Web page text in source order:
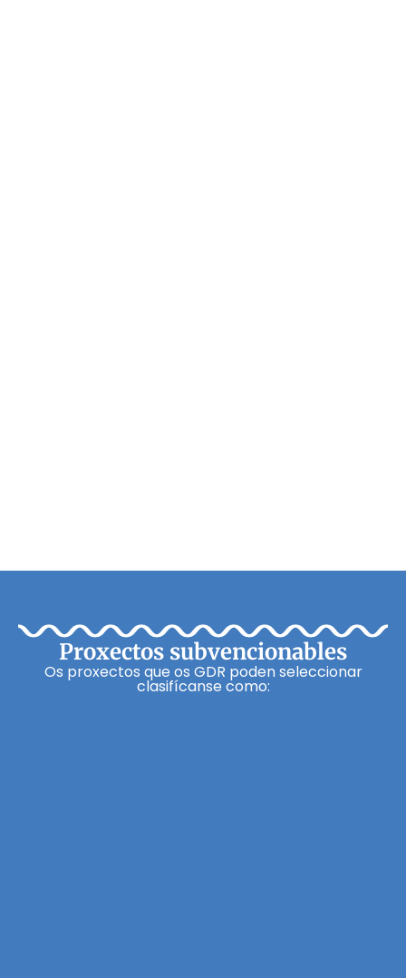
Proxectos subvencionables
Os proxectos que os GDR poden seleccionar
clasifícanse como: